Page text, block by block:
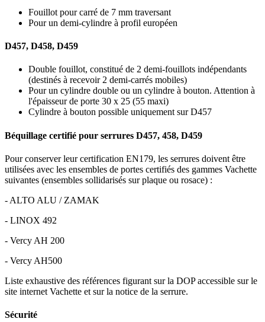
Fouillot pour carré de 7 mm traversant
Pour un demi-cylindre à profil européen
D457, D458, D459
Double fouillot, constitué de 2 demi-fouillots indépendants
(destinés à recevoir 2 demi-carrés mobiles)
Pour un cylindre double ou un cylindre à bouton. Attention à
l'épaisseur de porte 30 x 25 (55 maxi)
Cylindre à bouton possible uniquement sur D457
Béquillage certifié pour serrures D457, 458, D459
Pour conserver leur certification EN179, les serrures doivent être
utilisées avec les ensembles de portes certifiés des gammes Vachette
suivantes (ensembles sollidarisés sur plaque ou rosace) :
- ALTO ALU / ZAMAK
- LINOX 492
- Vercy AH 200
- Vercy AH500
Liste exhaustive des références figurant sur la DOP accessible sur le
site internet Vachette et sur la notice de la serrure.
Sécurité